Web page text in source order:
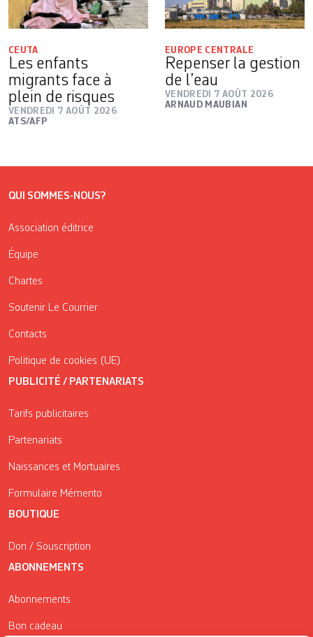
CEUTA
Les enfants
migrants face à
plein de risques
VENDREDI 7 AOÛT 2026
ATS/AFP
EUROPE CENTRALE
Repenser la gestion
de l’eau
VENDREDI 7 AOÛT 2026
ARNAUD MAUBIAN
QUI SOMMES-NOUS?
Association éditrice
Équipe
Chartes
Soutenir Le Courrier
Contacts
Politique de cookies (UE)
PUBLICITÉ / PARTENARIATS
Tarifs publicitaires
Partenariats
Naissances et Mortuaires
Formulaire Mémento
BOUTIQUE
Don / Souscription
ABONNEMENTS
Abonnements
Bon cadeau